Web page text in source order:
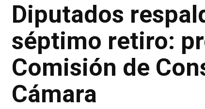
Diputados
séptimo retiro:
Comisión de
Cámara